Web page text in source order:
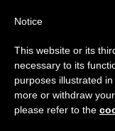
في
جامايكا
Notice
This website or its
necessary to its
purposes illustrated
more or withdraw
please refer to the